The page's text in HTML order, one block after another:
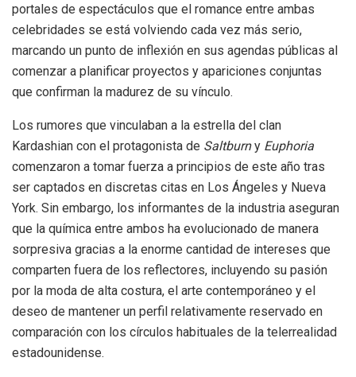
portales de espectáculos que el romance entre ambas
celebridades se está volviendo cada vez más serio,
marcando un punto de inflexión en sus agendas públicas al
comenzar a planificar proyectos y apariciones conjuntas
que confirman la madurez de su vínculo.
Los rumores que vinculaban a la estrella del clan
Kardashian con el protagonista de Saltburny Euphoria
comenzaron a tomar fuerza a principios de este año tras
ser captados en discretas citas en Los Ángeles y Nueva
York. Sin embargo, los informantes de la industria aseguran
que la química entre ambos ha evolucionado de manera
sorpresiva gracias a la enorme cantidad de intereses que
comparten fuera de los reflectores, incluyendo su pasión
por la moda de alta costura, el arte contemporáneo y el
deseo de mantener un perfil relativamente reservado en
comparación con los círculos habituales de la telerrealidad
estadounidense.